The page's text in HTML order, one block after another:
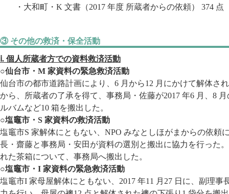
・大和町・K 文書（2017 年度 所蔵者からの依頼） 374 点
③ その他の救済・保全活動
ⅰ. 個人所蔵者方での資料救済活動
○仙台市・M 家資料の緊急救済活動
仙台市の都市道路計画により、6 月から12 月にかけて解体さ
から、所蔵者の了承を得て、事務局・佐藤が2017 年6 月、8
ルバムなど10 箱を搬出した。
○塩竈市・S 家資料の救済活動
塩竈市S 家解体にともない、NPO みなとしほがまからの依頼
長・齋藤と事務局・安田が資料の選別と搬出に協力を行った
れた茶箱について、事務局へ搬出した。
○塩竈市・I 家資料の緊急救済活動
塩竈市I 家母屋解体にともない、2017 年11 月27 日に、副理事